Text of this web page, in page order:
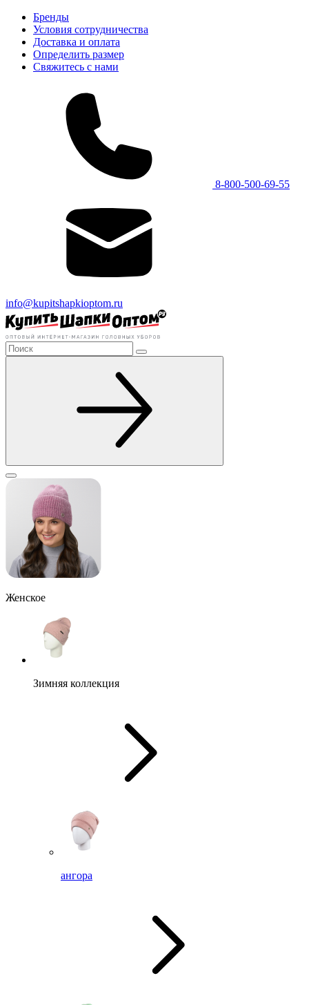
Бренды
Условия сотрудничества
Доставка и оплата
Определить размер
Свяжитесь с нами
8-800-500-69-55
info@kupitshapkioptom.ru
Женское
Зимняя коллекция
ангора